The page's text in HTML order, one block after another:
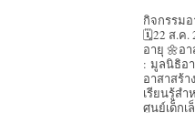
กิจกรรม
🗓️22 ส.ค.
อายุ 🌼อ
: มูลนิธิอ
อาสาสร้า
เรียนรู้สำ
ศูนย์เด็ก